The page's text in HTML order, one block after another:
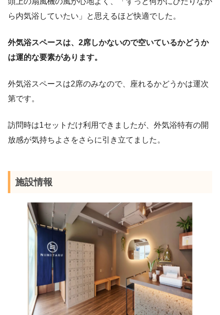
ら内気浴していたい」と思えるほど快適でした。
外気浴スペースは、2席しかないので空いているかどうか
は運的な要素があります。
外気浴スペースは2席のみなので、座れるかどうかは運次
第です。
訪問時は1セットだけ利用できましたが、外気浴特有の開
放感が気持ちよさをさらに引き立てました。
施設情報